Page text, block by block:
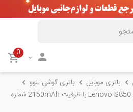
0
باتری موبایل
باتری گوشی لنوو
باتری اورجینال گوشی موبایل لنوو Lenovo S850 با ظرفیت 2150mAh شماره